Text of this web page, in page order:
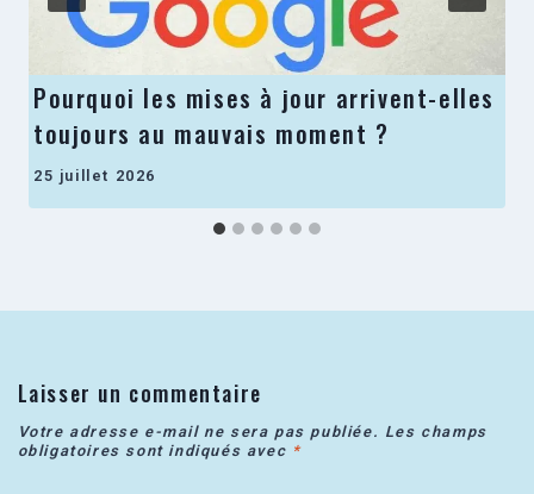
Pourquoi les mises à jour arrivent-elles
toujours au mauvais moment ?
25 juillet 2026
Laisser un commentaire
Votre adresse e-mail ne sera pas publiée. Les champs
obligatoires sont indiqués avec *